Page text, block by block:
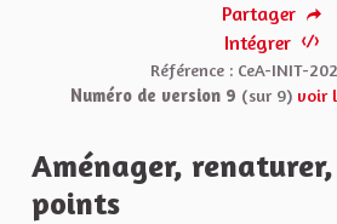
Partager
Intégrer
Référence : CeA-INIT-
Numéro de version 9 (sur 9) voir
Aménager,
points